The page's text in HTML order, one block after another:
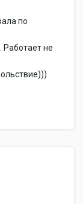
по
Работает не